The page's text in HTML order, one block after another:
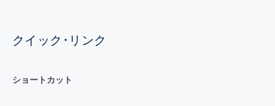
クイック･リンク
ショートカット